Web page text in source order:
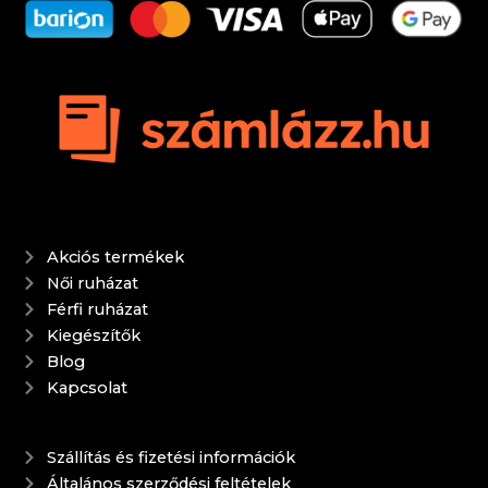
Akciós termékek
Női ruházat
Férfi ruházat
Kiegészítők
Blog
Kapcsolat
Szállítás és fizetési információk
Általános szerződési feltételek